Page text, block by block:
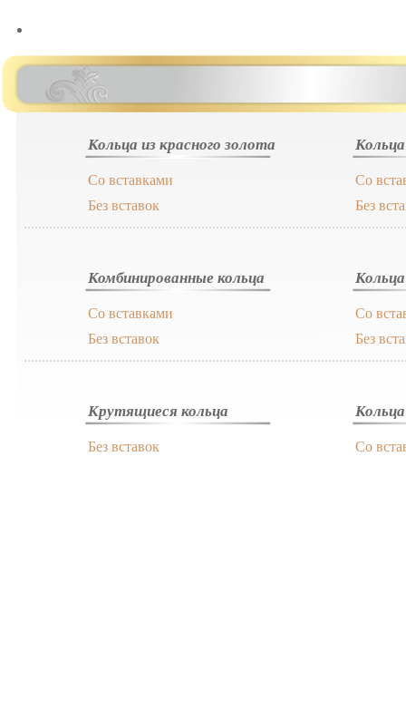
Кольца из красного золота
Со вставками
Без вставок
Со
Без
Комбинированные кольца
Со вставками
Без вставок
Со
Без
Крутящиеся кольца
Без вставок Со